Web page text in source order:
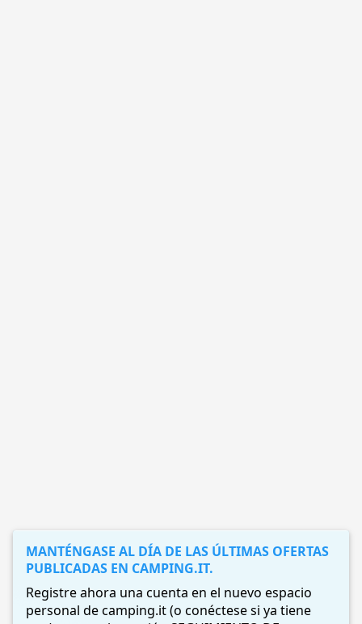
MANTÉNGASE AL DÍA DE LAS ÚLTIMAS OFERTAS
PUBLICADAS EN CAMPING.IT.
Registre ahora una cuenta en el nuevo espacio
personal de camping.it (o conéctese si ya tiene